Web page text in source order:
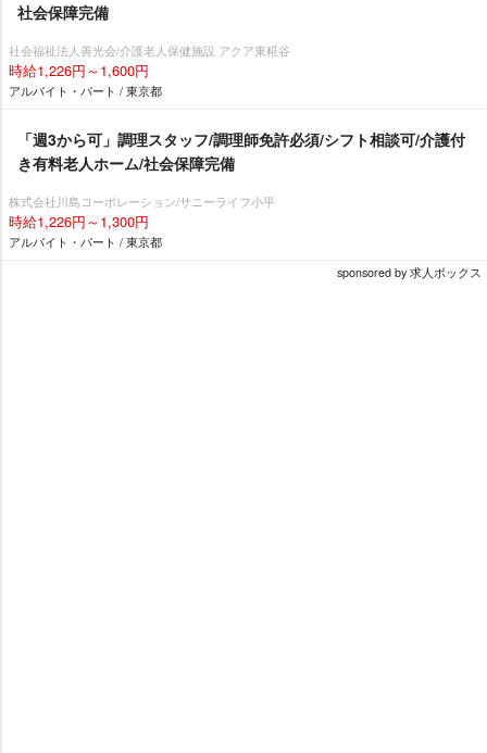
社会保障完備
社会福祉法人善光会/介護老人保健施設 アクア東糀谷
時給1,226円～1,600円
アルバイト・パート / 東京都
「週3から可」調理スタッフ/調理師免許必須/シフト相談可/介護付
き有料老人ホーム/社会保障完備
株式会社川島コーポレーション/サニーライフ小平
時給1,226円～1,300円
アルバイト・パート / 東京都
sponsored by 求人ボックス